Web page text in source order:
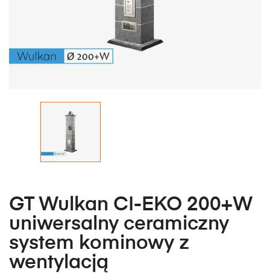
GT Wulkan CI-EKO 200+W
uniwersalny ceramiczny
system kominowy z
wentylacją